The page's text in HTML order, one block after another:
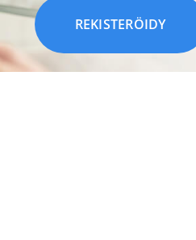
REKISTERÖIDY